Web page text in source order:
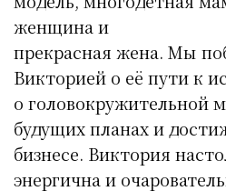
женщина и
прекрасная жена. Мы
Викторией о её пути к
о головокружительной
будущих планах и
бизнесе. Виктория
энергична и